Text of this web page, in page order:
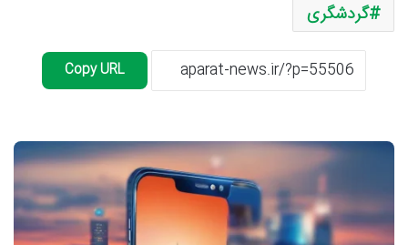
گردشگری
Copy URL